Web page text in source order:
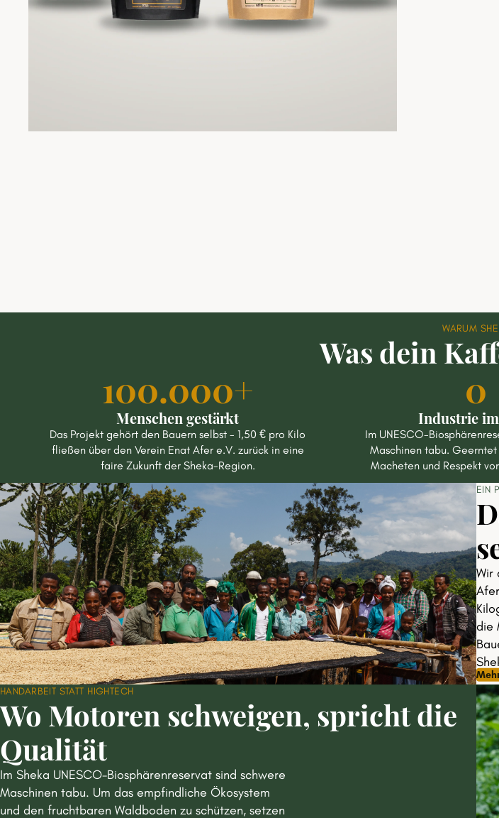
WARUM
Was dein
100.000+
Menschen gestärkt
Das Projekt gehört den Bauern selbst - 1,50 € pro Kilo
fließen über den Verein Enat Afer e.V. zurück in eine
faire Zukunft der Sheka-Region.
0
Industrie
Im UNESCO-
Maschinen tabu.
Macheten und Respekt
EIN
Wir
die
HANDARBEIT STATT HIGHTECH
Wo Motoren schweigen, spricht die
Qualität
Im Sheka UNESCO-Biosphärenreservat sind schwere
Maschinen tabu. Um das empfindliche Ökosystem
und den fruchtbaren Waldboden zu schützen, setzen